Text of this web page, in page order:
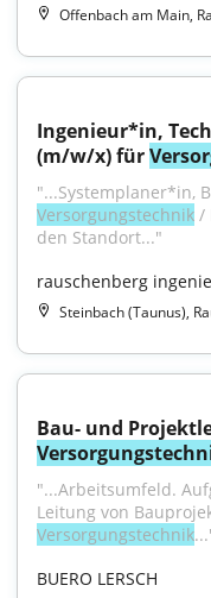
Offenbach am Main,
Ingenieur*in,
(m/w/x) für
Versorgungstechnik /
den Standort..."
rauschenberg
Steinbach (Taunus),
"...Arbeitsumfeld.
Versorgungstechnik
BUERO LERSCH